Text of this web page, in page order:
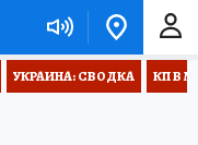
УКРАИНА: СВОДКА КП В